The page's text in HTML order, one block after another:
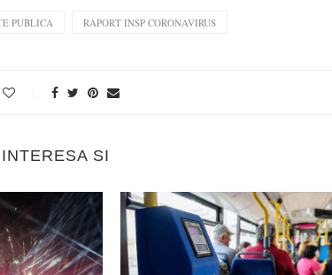
PUBLICA RAPORT INSP CORONAVIRUS
SI